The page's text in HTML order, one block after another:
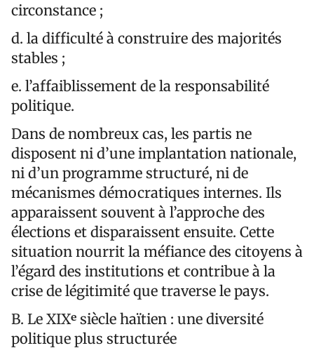
circonstance ;
d. la difficulté à construire des majorités
stables ;
e. l’affaiblissement de la responsabilité
politique.
Dans de nombreux cas, les partis ne
disposent ni d’une implantation nationale,
ni d’un programme structuré, ni de
mécanismes démocratiques internes. Ils
apparaissent souvent à l’approche des
élections et disparaissent ensuite. Cette
situation nourrit la méfiance des citoyens à
l’égard des institutions et contribue à la
crise de légitimité que traverse le pays.
B. Le XIXᵉ siècle haïtien : une diversité
politique plus structurée